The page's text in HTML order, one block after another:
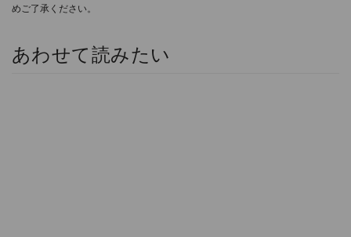
めご了承ください。
あわせて読みたい